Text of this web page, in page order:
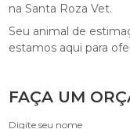
na Santa Roza Vet.
Seu animal de
estamos aqui para
FAÇA UM
Digite seu nome